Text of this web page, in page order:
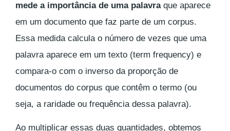
mede a importância de uma palavraque aparece
em um documento que faz parte de um corpus.
Essa medida calcula o número de vezes que uma
palavra aparece em um texto (term frequency) e
compara-o com o inverso da proporção de
documentos do corpus que contêm o termo (ou
seja, a raridade ou frequência dessa palavra).
Ao multiplicar essas duas quantidades, obtemos